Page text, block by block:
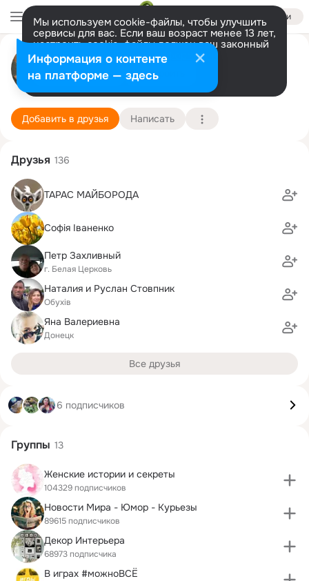
Войти
Мы используем cookie-файлы, чтобы улучшить
сервисы для вас. Если ваш возраст менее 13 лет,
настроить cookie-файлы должен ваш законный
представитель. Больше информации
Разрешить все Настроить
Ярослав Дышлюк
Белая Церковь
21 школа
Подробнее
Добавить в друзья Написать
Друзья 136
ТАРАС МАЙБОРОДА
Софія Іваненко
Петр Захливный
г. Белая Церковь
Наталия и Руслан Стовпник
Обухів
Яна Валериевна
Донецк
Все друзья
6 подписчиков
Группы 13
Женские истории и секреты
104329 подписчиков
Новости Мира - Юмор - Курьезы
89615 подписчиков
Декор Интерьера
68973 подписчика
В играх #можноВСЁ
Информация о контенте
на платформе — здесь